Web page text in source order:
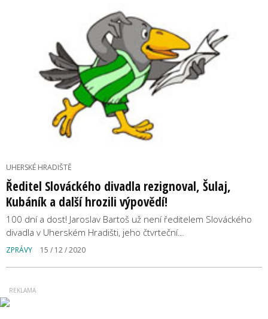
UHERSKÉ HRADIŠTĚ
Ředitel Slováckého divadla rezignoval, Šulaj,
Kubáník a další hrozili výpovědí!
100 dní a dost! Jaroslav Bartoš už není ředitelem Slováckého
divadla v Uherském Hradišti, jeho čtvrteční…
ZPRÁVY 15 / 12 / 2020